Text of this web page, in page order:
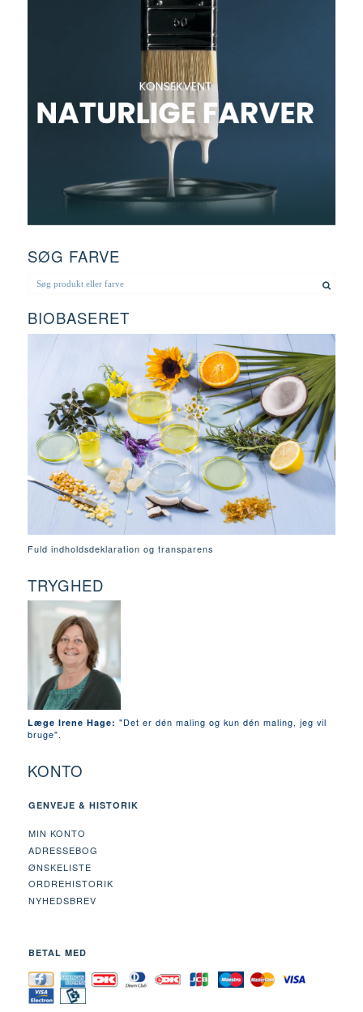
SØG FARVE
BIOBASERET
Fuld indholdsdeklaration og transparens
TRYGHED
Læge Irene Hage: "Det er dén maling og kun dén maling, jeg vil
bruge".
KONTO
GENVEJE & HISTORIK
MIN KONTO
ADRESSEBOG
ØNSKELISTE
ORDREHISTORIK
NYHEDSBREV
BETAL MED